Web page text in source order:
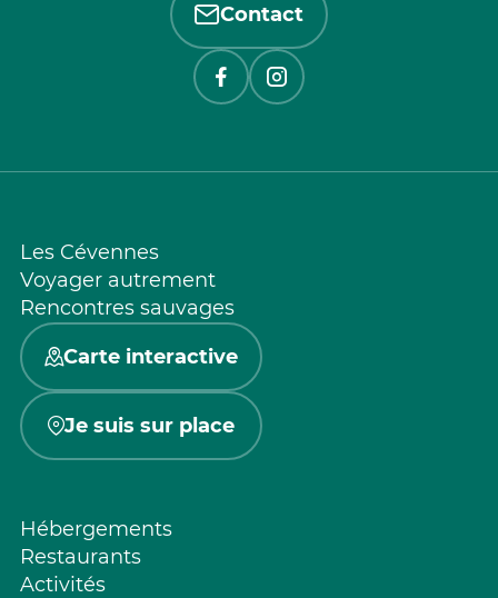
Contact
Les Cévennes
Voyager autrement
Rencontres sauvages
Carte interactive
Je suis sur place
Hébergements
Restaurants
Activités